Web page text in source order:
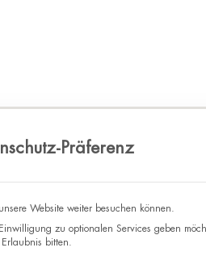
Präferenz
Website weiter besuchen können.
zu optionalen Services geben
bitten.